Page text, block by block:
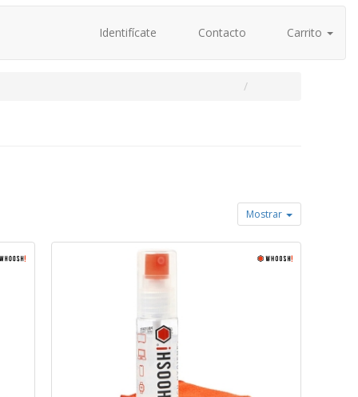
Identifícate Contacto Carrito
Mostrar